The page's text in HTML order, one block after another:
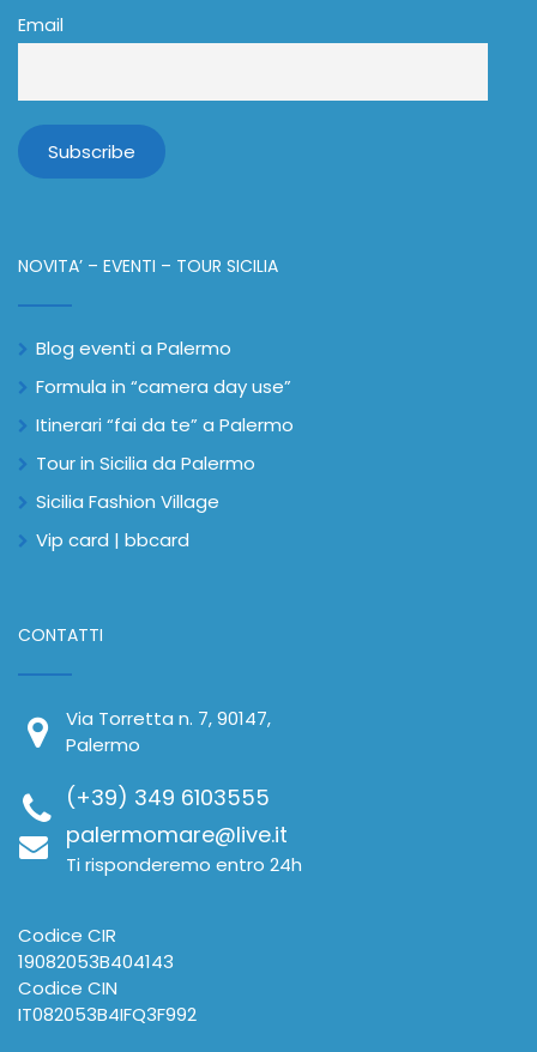
Email
NOVITA’ – EVENTI – TOUR SICILIA
Blog eventi a Palermo
Formula in “camera day use”
Itinerari “fai da te” a Palermo
Tour in Sicilia da Palermo
Sicilia Fashion Village
Vip card | bbcard
CONTATTI
Via Torretta n. 7, 90147,
Palermo
(+39) 349 6103555
palermomare@live.it
Ti risponderemo entro 24h
Codice CIR
19082053B404143
Codice CIN
IT082053B4IFQ3F992